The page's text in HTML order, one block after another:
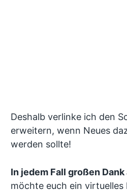
Deshalb verlinke ich den
erweitern, wenn Neues
werden sollte!
In jedem Fall großen
möchte euch ein